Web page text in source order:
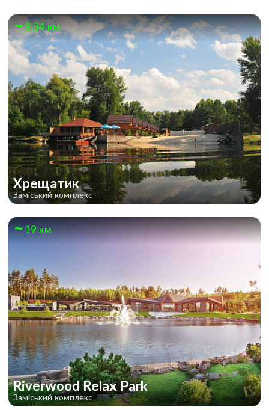
8.34 км
Хрещатик
Заміський комплекс
19 км
Riverwood Relax Park
Заміський комплекс